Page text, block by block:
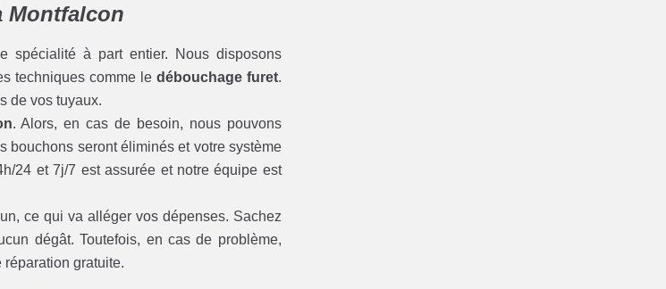
Montfalcon
spécialité à part entier. Nous disposons
techniques comme le débouchage furet.
de vos tuyaux.
. Alors, en cas de besoin, nous pouvons
bouchons seront éliminés et votre système
24 et 7j/7 est assurée et notre équipe est
ce qui va alléger vos dépenses. Sachez
dégât. Toutefois, en cas de problème,
gratuite.